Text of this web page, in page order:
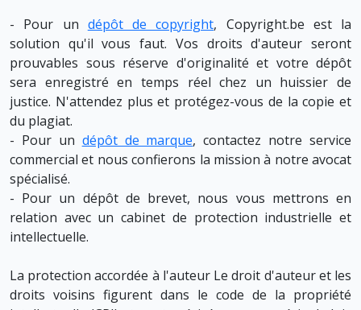
- Pour un dépôt de copyright, Copyright.be est la
solution qu'il vous faut. Vos droits d'auteur seront
prouvables sous réserve d'originalité et votre dépôt
sera enregistré en temps réel chez un huissier de
justice. N'attendez plus et protégez-vous de la copie et
du plagiat.
- Pour un dépôt de marque, contactez notre service
commercial et nous confierons la mission à notre avocat
spécialisé.
- Pour un dépôt de brevet, nous vous mettrons en
relation avec un cabinet de protection industrielle et
intellectuelle.
La protection accordée à l'auteur Le droit d'auteur et les
droits voisins figurent dans le code de la propriété